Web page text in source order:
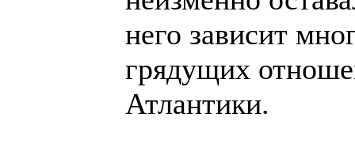
него зависит
грядущих
Атлантики.